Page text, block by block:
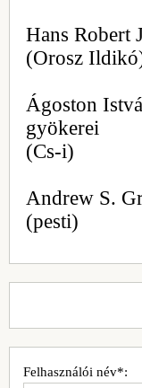
Hans Robert
(Orosz
Ágoston
gyökerei
(Cs-i)
Andrew S.
(pesti)
Felhasználói név*: